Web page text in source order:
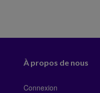
À propos de nous
Connexion